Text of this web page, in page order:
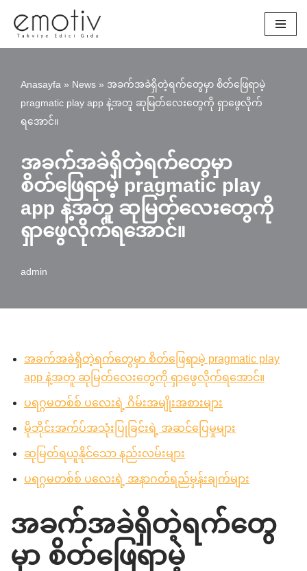
İçeriğe
Anasayfa » News » အခက်အခဲရှိတဲ့ရက်တွေမှာ စိတ်ဖြေရာမဲ့
pragmatic play app နဲ့အတူ ဆုမြတ်လေးတွေကို ရှာဖွေလိုက်
ရအောင်။
အခက်အခဲရှိတဲ့ရက်တွေမှာ
စိတ်ဖြေရာမဲ့ pragmatic play
app နဲ့အတူ ဆုမြတ်လေးတွေကို
ရှာဖွေလိုက်ရအောင်။
admin
အခက်အခဲရှိတဲ့ရက်တွေမှာ စိတ်ဖြေရာမဲ့ pragmatic play
app နဲ့အတူ ဆုမြတ်လေးတွေကို ရှာဖွေလိုက်ရအောင်။
ပရဂ္ဂမတစ်စ် ပလေးရဲ့ ဂိမ်းအမျိုးအစားများ
မိုဘိုင်းအက်ပ်အသုံးပြုခြင်းရဲ့ အဆင်ပြေမှုများ
ဆုမြတ်ရယူနိုင်သော နည်းလမ်းများ
ပရဂ္ဂမတစ်စ် ပလေးရဲ့ အနာဂတ်ရည်မှန်းချက်များ
အခက်အခဲရှိတဲ့ရက်တွေ
မှာ စိတ်ဖြေရာမဲ့